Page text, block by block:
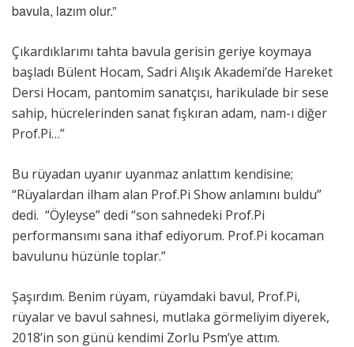
bavula, lazım olur.”
Çıkardıklarımı tahta bavula gerisin geriye koymaya
başladı Bülent Hocam, Sadri Alışık Akademi’de Hareket
Dersi Hocam, pantomim sanatçısı, harikulade bir sese
sahip, hücrelerinden sanat fışkıran adam, nam-ı diğer
Prof.Pi…”
Bu rüyadan uyanır uyanmaz anlattım kendisine;
“Rüyalardan ilham alan Prof.Pi Show anlamını buldu”
dedi. “Öyleyse” dedi “son sahnedeki Prof.Pi
performansımı sana ithaf ediyorum. Prof.Pi kocaman
bavulunu hüzünle toplar.”
Şaşırdım. Benim rüyam, rüyamdaki bavul, Prof.Pi,
rüyalar ve bavul sahnesi, mutlaka görmeliyim diyerek,
2018’in son günü kendimi Zorlu Psm’ye attım.